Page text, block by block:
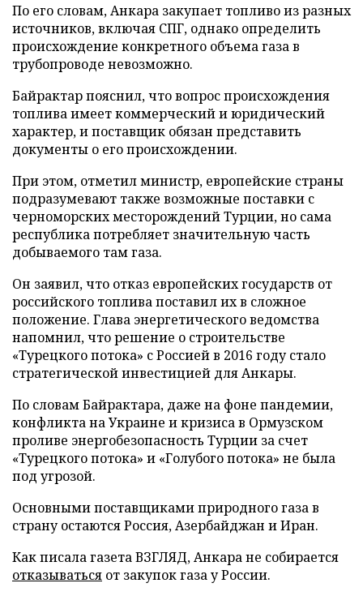
По его словам, Анкара закупает топливо из разных
источников, включая СПГ, однако определить
происхождение конкретного объема газа в
трубопроводе невозможно.
Байрактар пояснил, что вопрос происхождения
топлива имеет коммерческий и юридический
характер, и поставщик обязан представить
документы о его происхождении.
При этом, отметил министр, европейские страны
подразумевают также возможные поставки с
черноморских месторождений Турции, но сама
республика потребляет значительную часть
добываемого там газа.
Он заявил, что отказ европейских государств от
российского топлива поставил их в сложное
положение. Глава энергетического ведомства
напомнил, что решение о строительстве
«Турецкого потока» с Россией в 2016 году стало
стратегической инвестицией для Анкары.
По словам Байрактара, даже на фоне пандемии,
конфликта на Украине и кризиса в Ормузском
проливе энергобезопасность Турции за счет
«Турецкого потока» и «Голубого потока» не была
под угрозой.
Основными поставщиками природного газа в
страну остаются Россия, Азербайджан и Иран.
Как писала газета ВЗГЛЯД, Анкара не собирается
отказываться от закупок газа у России.